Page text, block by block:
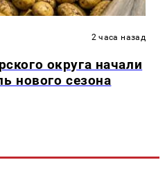
2 часа назад
округа начали
нового сезона